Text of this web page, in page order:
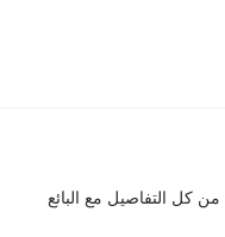
كل التفاصيل مع البائع